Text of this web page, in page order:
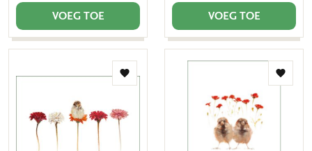
VOEG TOE VOEG TOE
Toevoegen